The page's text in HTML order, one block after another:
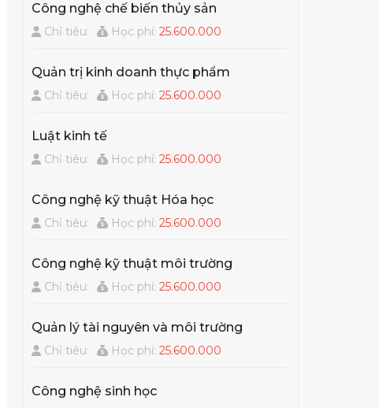
Công nghệ chế biến thủy sản
Chỉ tiêu: Học phí:25.600.000
Quản trị kinh doanh thực phẩm
Chỉ tiêu: Học phí:25.600.000
Luật kinh tế
Chỉ tiêu: Học phí:25.600.000
Công nghệ kỹ thuật Hóa học
Chỉ tiêu: Học phí:25.600.000
Công nghệ kỹ thuật môi trường
Chỉ tiêu: Học phí:25.600.000
Quản lý tài nguyên và môi trường
Chỉ tiêu: Học phí:25.600.000
Công nghệ sinh học